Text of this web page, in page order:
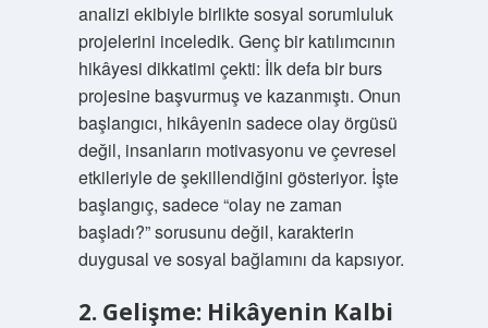
analizi ekibiyle birlikte sosyal sorumluluk
projelerini inceledik. Genç bir katılımcının
hikâyesi dikkatimi çekti: İlk defa bir burs
projesine başvurmuş ve kazanmıştı. Onun
başlangıcı, hikâyenin sadece olay örgüsü
değil, insanların motivasyonu ve çevresel
etkileriyle de şekillendiğini gösteriyor. İşte
başlangıç, sadece “olay ne zaman
başladı?” sorusunu değil, karakterin
duygusal ve sosyal bağlamını da kapsıyor.
2. Gelişme: Hikâyenin Kalbi